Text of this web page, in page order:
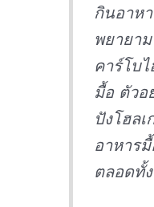
กินอาห
พยายา
คาร์โบ
มื้อ ตัวอ
ปังโฮล
อาหาร
ตลอดทั้